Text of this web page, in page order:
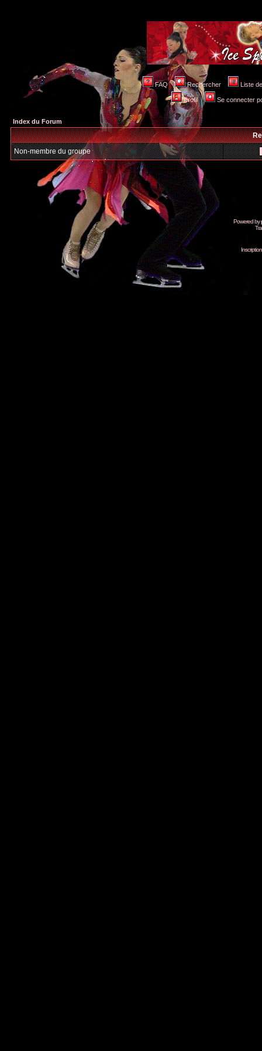
FAQ Rechercher Liste
Profil Se connecter
Index du Forum
Non-membre du groupe
Powered by